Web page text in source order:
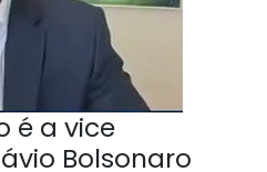
é a vice
Bolsonaro